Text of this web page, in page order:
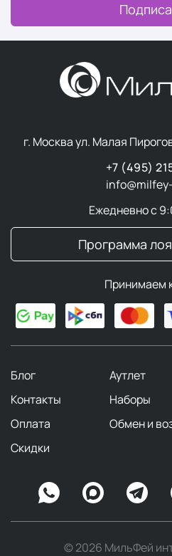
г. Москва ул. Малая
+7 (495)
Ежедневно с
Программа
Принимаем
Блог Аутлет
Контакты
Наборы
Оплата
Обмен и
Скидки
© 2026 МильФей